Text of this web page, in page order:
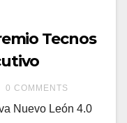
Tecnos
0 COMMENTS
Nuevo León 4.0